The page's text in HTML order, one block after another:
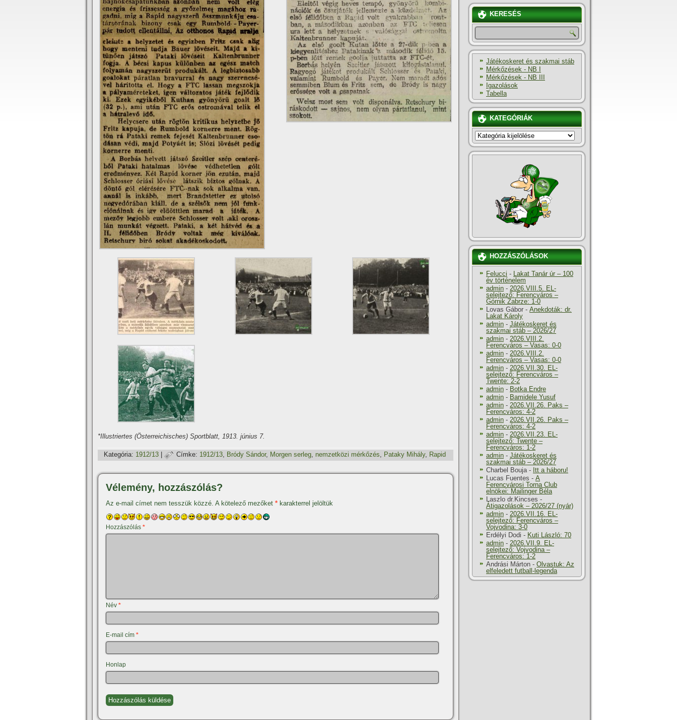
*Illustriertes (Österreichisches) Sportblatt, 1913. június 7.
Kategória: 1912/13 Címke: 1912/13, Bródy Sándor, Morgen serleg, nemzetközi mérkőzés, Pataky Mihály, Rapid
Vélemény, hozzászólás?
Az e-mail címet nem tesszük közzé. A kötelező mezőket * karakterrel jelöltük
Hozzászólás *
Név *
E-mail cím *
Honlap
KERESÉS
Játékoskeret és szakmai stáb
Mérkőzések - NB I
Mérkőzések - NB III
Igazolások
Tabella
KATEGÓRIÁK
KATEGÓRIÁK
HOZZÁSZÓLÁSOK
Felucci - Lakat Tanár úr – 100
év történelem
admin - 2026.VIII.5. EL-
selejtező: Ferencváros –
Górnik Zabrze: 1-0
Lovas Gábor - Anekdoták: dr.
Lakat Károly
admin - Játékoskeret és
szakmai stáb – 2026/27
admin - 2026.VIII.2.
Ferencváros – Vasas: 0-0
admin - 2026.VIII.2.
Ferencváros – Vasas: 0-0
admin - 2026.VII.30. EL-
selejtező: Ferencváros –
Twente: 2-2
admin - Botka Endre
admin - Bamidele Yusuf
admin - 2026.VII.26. Paks –
Ferencváros: 4-2
admin - 2026.VII.26. Paks –
Ferencváros: 4-2
admin - 2026.VII.23. EL-
selejtező: Twente –
Ferencváros: 1-2
admin - Játékoskeret és
szakmai stáb – 2026/27
Charbel Bouja- Itt a háboru!
Lucas Fuentes - A
Ferencvárosi Torna Club
elnökei: Mailinger Béla
Laszlo dr.Kincses -
Átigazolások – 2026/27 (nyár)
admin - 2026.VII.16. EL-
selejtező: Ferencváros –
Vojvodina: 3-0
Erdélyi Dodi - Kuti László: 70
admin - 2026.VII.9. EL-
selejtező: Vojvodina –
Ferencváros: 1-2
Andrási Márton - Olvastuk: Az
elfeledett futball-legenda